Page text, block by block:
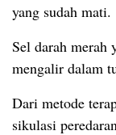
yang sudah mati.
Sel darah merah
mengalir dalam
Dari metode
sikulasi